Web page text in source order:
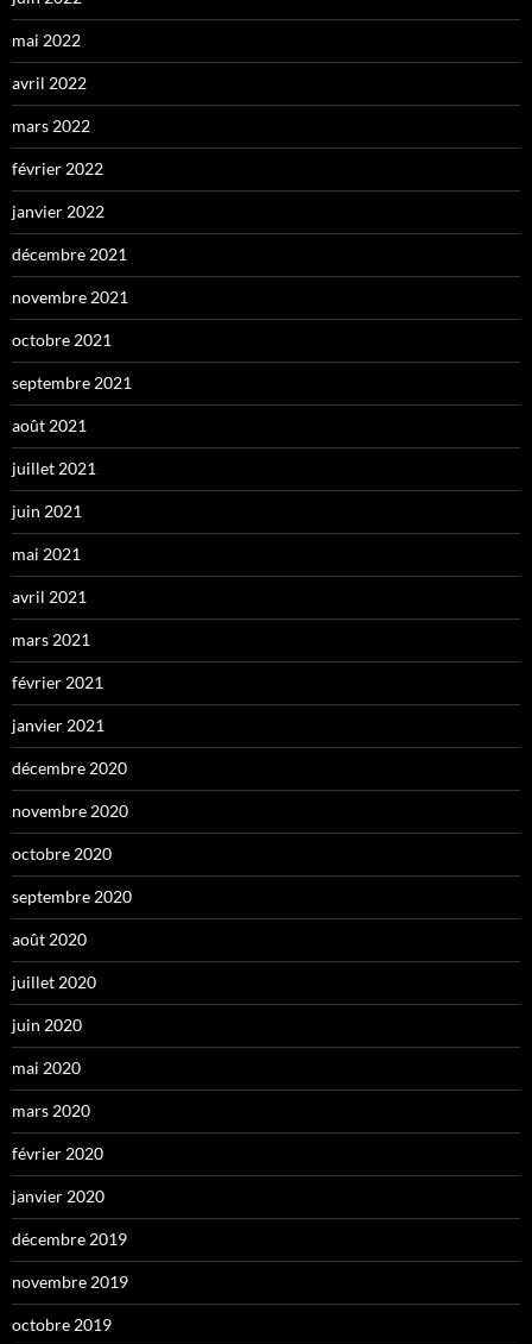
mai 2022
avril 2022
mars 2022
février 2022
janvier 2022
décembre 2021
novembre 2021
octobre 2021
septembre 2021
août 2021
juillet 2021
juin 2021
mai 2021
avril 2021
mars 2021
février 2021
janvier 2021
décembre 2020
novembre 2020
octobre 2020
septembre 2020
août 2020
juillet 2020
juin 2020
mai 2020
mars 2020
février 2020
janvier 2020
décembre 2019
novembre 2019
octobre 2019